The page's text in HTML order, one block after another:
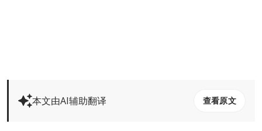
本文由AI辅助翻译 查看原文